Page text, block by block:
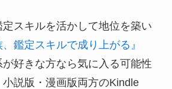
定スキルを活かして地位を築い
、鑑定スキルで成り上がる』
好きな方なら気に入る可能性
説版・漫画版両方のKindle